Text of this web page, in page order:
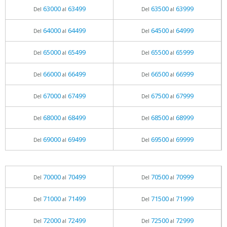
Del 63000al 63499 Del 63500al 63999
Del 64000al 64499 Del 64500al 64999
Del 65000al 65499 Del 65500al 65999
Del 66000al 66499 Del 66500al 66999
Del 67000al 67499 Del 67500al 67999
Del 68000al 68499 Del 68500al 68999
Del 69000al 69499 Del 69500al 69999
Del 70000al 70499 Del 70500al 70999
Del 71000al 71499 Del 71500al 71999
Del 72000al 72499 Del 72500al 72999